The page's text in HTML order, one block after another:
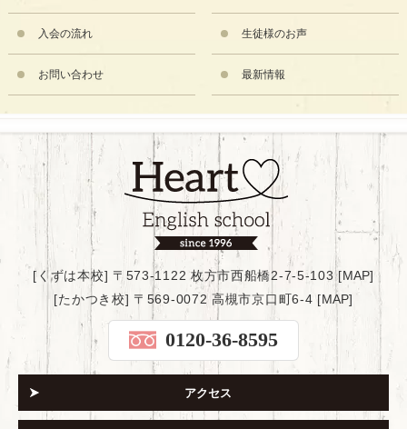
入会の流れ 生徒様のお声
お問い合わせ 最新情報
[くずは本校] 〒573-1122 枚方市西船橋2-7-5-103 [MAP]
[たかつき校] 〒569-0072 高槻市京口町6-4 [MAP]
0120-36-8595
アクセス